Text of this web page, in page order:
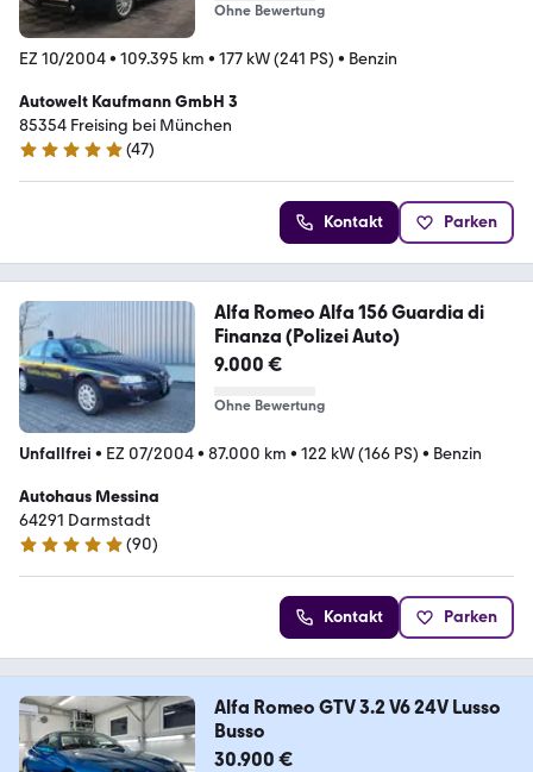
Ohne Bewertung
EZ 10/2004• 109.395 km • 177 kW (241 PS) • Benzin
Autowelt Kaufmann GmbH 3
85354 Freising bei München
4.9 Sterne
(47)
Kontakt Parken
Alfa Romeo Alfa 156 Guardia di
Finanza (Polizei Auto)
9.000 €
Ohne Bewertung
Unfallfrei • EZ 07/2004• 87.000 km • 122 kW (166 PS) • Benzin
Autohaus Messina
64291 Darmstadt
4.9 Sterne
(90)
Kontakt Parken
Alfa Romeo GTV 3.2 V6 24V Lusso
Busso
30.900 €